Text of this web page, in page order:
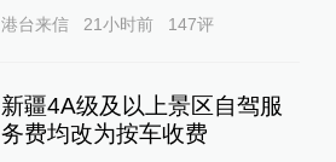
港台来信 21小时前 147评
新疆4A级及以上景区自驾服
务费均改为按车收费